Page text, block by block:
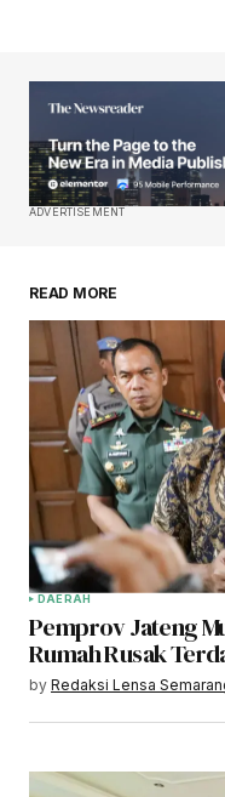
ADVERTISEMENT
READ MORE
DAERAH
Pemprov Jateng
Rumah Rusak
by Redaksi Lensa